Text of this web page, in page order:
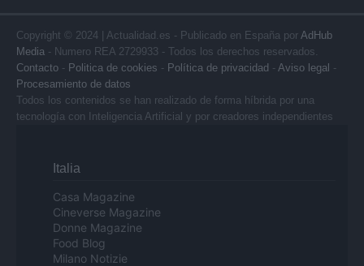
Copyright © 2024 | Actualidad.es - Publicado en España por AdHub
Media - Numero REA 2729933 - Todos los derechos reservados.
Contacto - Politica de cookies - Política de privacidad - Aviso legal -
Procesamiento de datos
Todos los contenidos se han realizado de forma híbrida por una
tecnología con Inteligencia Artificial y por creadores independientes
Italia
Casa Magazine
Cineverse Magazine
Donne Magazine
Food Blog
Milano Notizie